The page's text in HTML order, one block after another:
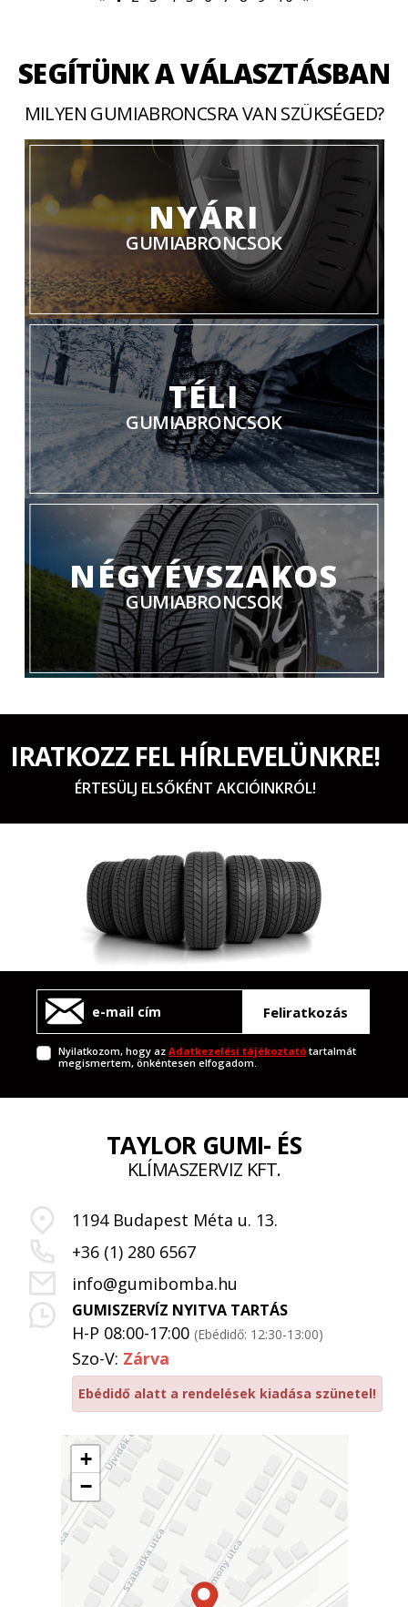
SEGÍTÜNK A VÁLASZTÁSBAN
MILYEN GUMIABRONCSRA VAN SZÜKSÉGED?
NYÁRI
GUMIABRONCSOK
TÉLI
GUMIABRONCSOK
NÉGYÉVSZAKOS
GUMIABRONCSOK
IRATKOZZ FEL HÍRLEVELÜNKRE!
ÉRTESÜLJ ELSŐKÉNT AKCIÓINKRÓL!
Feliratkozás
Nyilatkozom, hogy azAdatkezelési tájékoztató tartalmát
megismertem, önkéntesen elfogadom.
+
−
TAYLOR GUMI- ÉS
KLÍMASZERVIZ KFT.
1194 Budapest Méta u. 13.
+36 (1) 280 6567
info@gumibomba.hu
GUMISZERVÍZ NYITVA TARTÁS
H-P 08:00-17:00 (Ebédidő: 12:30-13:00)
Szo-V: Zárva
Ebédidő alatt a rendelések kiadása szünetel!